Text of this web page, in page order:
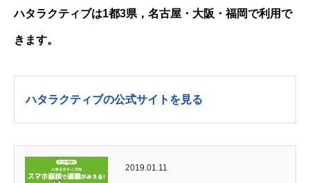
ハタラクティブは1都3県，名古屋・大阪・福岡で利用で
きます。
ハタラクティブの公式サイトを見る
2019.01.11